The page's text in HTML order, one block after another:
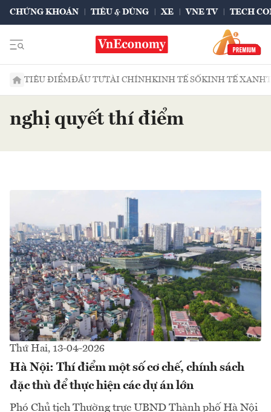
CHỨNG KHOÁN TIÊU & DÙNG XE VNE TV TECH
TIÊU ĐIỂMĐẦU TƯTÀI CHÍNHKINH TẾ SỐKINH TẾ XANH
nghị quyết thí điểm
Thứ Hai, 13-04-2026
Hà Nội: Thí điểm một số cơ chế, chính sách
đặc thù để thực hiện các dự án lớn
Phó Chủ tịch Thường trực UBND Thành phố Hà Nội